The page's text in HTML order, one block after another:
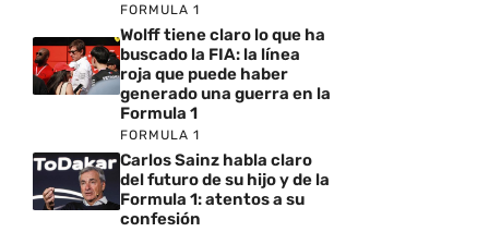
FORMULA 1
Wolff tiene claro lo que ha
buscado la FIA: la línea
roja que puede haber
generado una guerra en la
Formula 1
FORMULA 1
Carlos Sainz habla claro
del futuro de su hijo y de la
Formula 1: atentos a su
confesión